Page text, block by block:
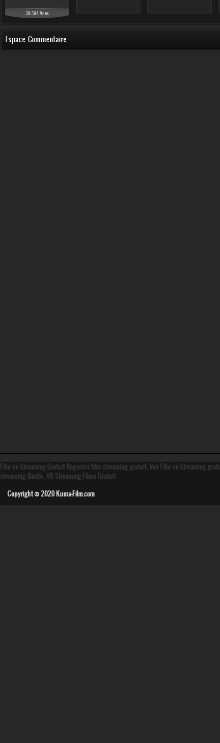
39 394 Vues
Espace_Commentaire
Film en Streaming Gratuit Regarder film streaming gratuit, Voir Film en Streaming
streaming illmité, VK Streaming Films Gratuit
Copyright © 2020Kuma-Film.com